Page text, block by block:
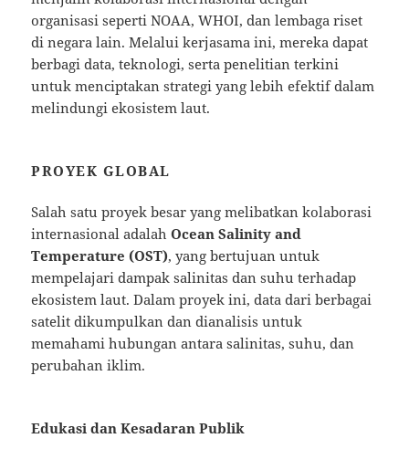
organisasi seperti NOAA, WHOI, dan lembaga riset
di negara lain. Melalui kerjasama ini, mereka dapat
berbagi data, teknologi, serta penelitian terkini
untuk menciptakan strategi yang lebih efektif dalam
melindungi ekosistem laut.
PROYEK GLOBAL
Salah satu proyek besar yang melibatkan kolaborasi
internasional adalahOcean Salinity and
Temperature (OST), yang bertujuan untuk
mempelajari dampak salinitas dan suhu terhadap
ekosistem laut. Dalam proyek ini, data dari berbagai
satelit dikumpulkan dan dianalisis untuk
memahami hubungan antara salinitas, suhu, dan
perubahan iklim.
Edukasi dan Kesadaran Publik